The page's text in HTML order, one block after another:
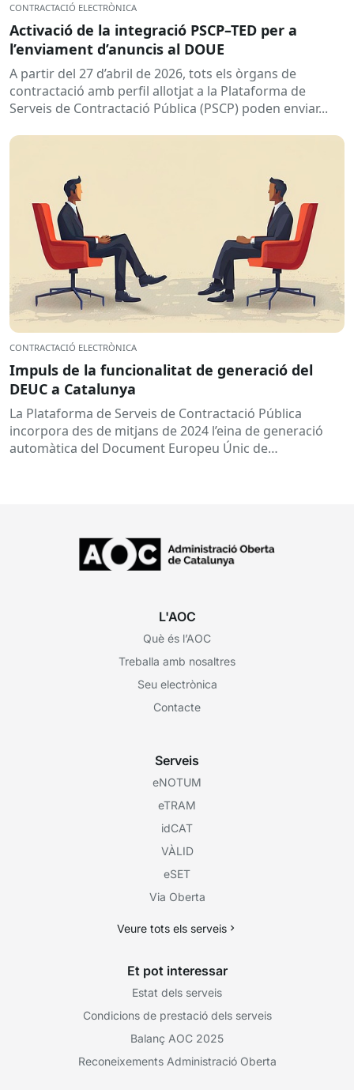
CONTRACTACIÓ ELECTRÒNICA
Activació de la integració PSCP–TED per a
l’enviament d’anuncis al DOUE
A partir del 27 d’abril de 2026, tots els òrgans de
contractació amb perfil allotjat a la Plataforma de
Serveis de Contractació Pública (PSCP) poden enviar...
CONTRACTACIÓ ELECTRÒNICA
Impuls de la funcionalitat de generació del
DEUC a Catalunya
La Plataforma de Serveis de Contractació Pública
incorpora des de mitjans de 2024 l’eina de generació
automàtica del Document Europeu Únic de
L'AOC
Què és l’AOC
Treballa amb nosaltres
Seu electrònica
Contacte
Serveis
eNOTUM
eTRAM
idCAT
VÀLID
eSET
Via Oberta
Veure tots els serveis
Et pot interessar
Estat dels serveis
Condicions de prestació dels serveis
Balanç AOC 2025
Reconeixements Administració Oberta